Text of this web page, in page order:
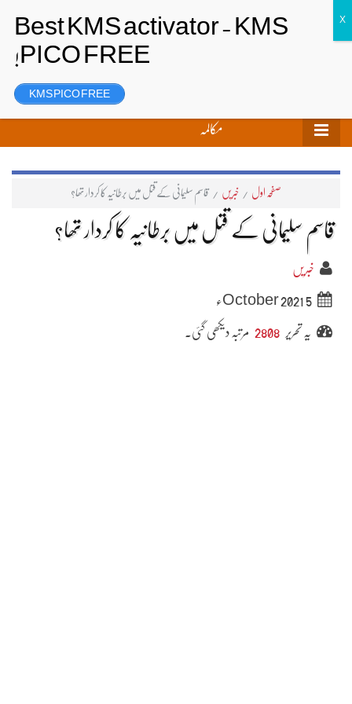
رجسٹر
مکالمہ
صفحہ اول / خبریں / قاسم سلیمانی کے قتل میں برطانیہ کا کردار تھا؟
قاسم سلیمانی کے قتل میں برطانیہ کا کردار تھا؟
خبریں
5 October 2021ء
یہ تحریر 2808 مرتبہ دیکھی گئی۔
KMS PICO FREE